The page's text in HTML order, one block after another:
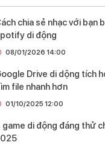
nhật
08/01/2026 14:00
chia sẻ nhạc với bạn
di động
01/10/2025 12:00
Drive di dộng tích
file nhanh hơn
game di động đáng thử